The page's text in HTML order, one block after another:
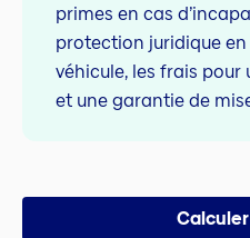
primes en cas
protection juridique
véhicule, les frais
et une garantie de